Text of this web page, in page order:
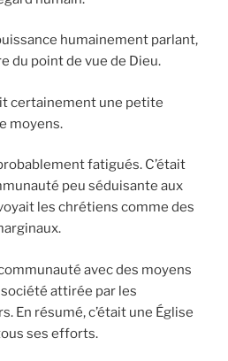
humainement parlant,
du point de vue de Dieu.
certainement une petite
moyens.
fatigués. C’était
peu séduisante aux
les chrétiens comme des
avec des moyens
attirée par les
En résumé, c’était une Église
ses efforts.